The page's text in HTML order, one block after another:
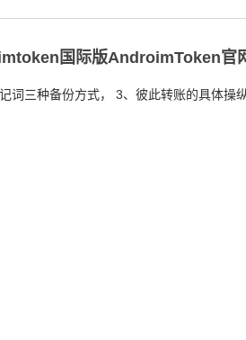
国际版AndroimToken官
词三种备份方式， 3、彼此转账的具体操